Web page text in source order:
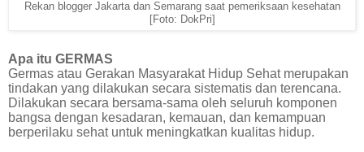
Rekan blogger Jakarta dan Semarang saat pemeriksaan kesehatan
[Foto: DokPri]
Apa itu GERMAS
Germas atau Gerakan Masyarakat Hidup Sehat merupakan
tindakan yang dilakukan secara sistematis dan terencana.
Dilakukan secara bersama-sama oleh seluruh komponen
bangsa dengan kesadaran, kemauan, dan kemampuan
berperilaku sehat untuk meningkatkan kualitas hidup.